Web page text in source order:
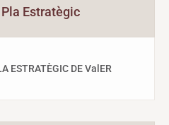
Estratègic
ESTRATÈGIC DE ValER